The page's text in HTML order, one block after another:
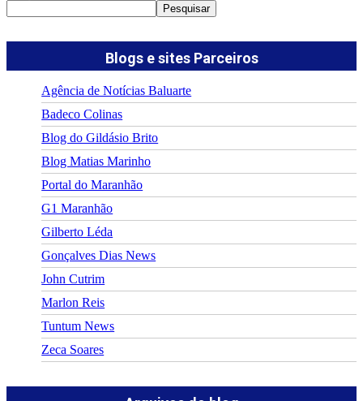
Pesquisar
Blogs e sites Parceiros
Agência de Notícias Baluarte
Badeco Colinas
Blog do Gildásio Brito
Blog Matias Marinho
Portal do Maranhão
G1 Maranhão
Gilberto Léda
Gonçalves Dias News
John Cutrim
Marlon Reis
Tuntum News
Zeca Soares